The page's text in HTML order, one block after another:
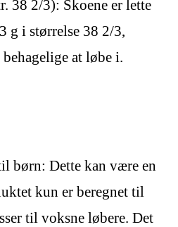
38 2/3): Skoene er lette
g i størrelse 38 2/3,
at løbe i.
børn: Dette kan være en
kun er beregnet til
til voksne løbere. Det